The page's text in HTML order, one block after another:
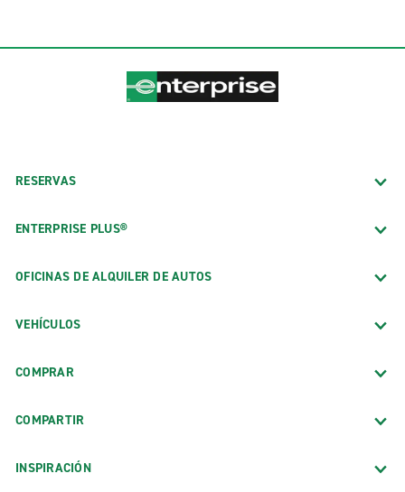
RESERVAS
ENTERPRISE PLUS®
OFICINAS DE ALQUILER DE AUTOS
VEHÍCULOS
COMPRAR
COMPARTIR
INSPIRACIÓN